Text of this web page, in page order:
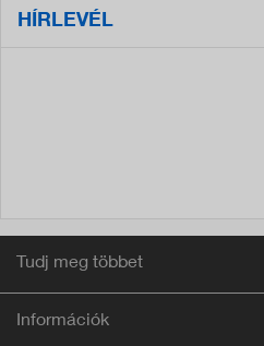
HÍRLEVÉL
Tudj meg többet
Információk